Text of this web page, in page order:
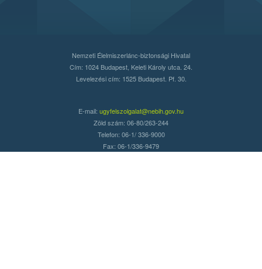
Nemzeti Élelmiszerlánc-biztonsági Hivatal
Cím: 1024 Budapest, Keleti Károly utca. 24.
Levelezési cím: 1525 Budapest. Pf. 30.
E-mail: ugyfelszolgalat@nebih.gov.hu
Zöld szám: 06-80/263-244
Telefon: 06-1/ 336-9000
Fax: 06-1/336-9479